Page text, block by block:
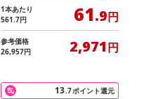
1本あたり
561.7円 61.9円
参考価格
26,957円 2,971円
13.7ポイント還元